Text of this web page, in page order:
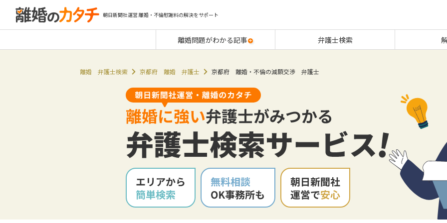
朝日新聞社運営 離婚・不倫慰謝料の解決をサポート
離婚問題がわかる記事 弁護士検索
離婚 弁護士検索 京都府 離婚 弁護士 京都府 離婚・不倫の減額交渉 弁護士